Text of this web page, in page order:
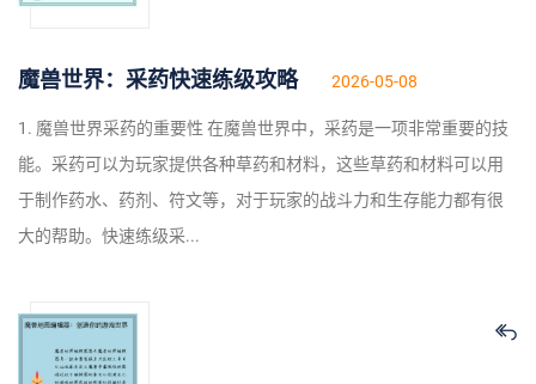
魔兽世界：采药快速练级攻略 2026-05-08
1. 魔兽世界采药的重要性 在魔兽世界中，采药是一项非常重要的技
能。采药可以为玩家提供各种草药和材料，这些草药和材料可以用
于制作药水、药剂、符文等，对于玩家的战斗力和生存能力都有很
大的帮助。快速练级采...